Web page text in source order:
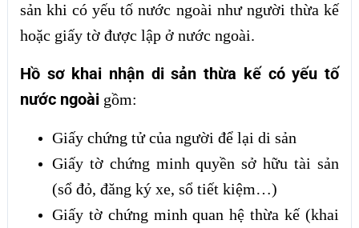
sản khi có yếu tố nước ngoài như người thừa kế
hoặc giấy tờ được lập ở nước ngoài.
Hồ sơ khai nhận di sản thừa kế có yếu tố
nước ngoàigồm:
Giấy chứng tử của người để lại di sản
Giấy tờ chứng minh quyền sở hữu tài sản
(sổ đỏ, đăng ký xe, sổ tiết kiệm…)
Giấy tờ chứng minh quan hệ thừa kế (khai